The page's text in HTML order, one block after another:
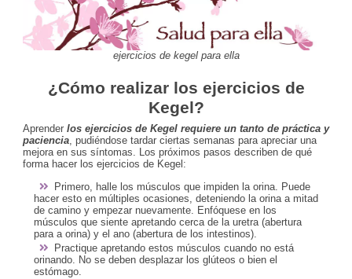
ejercicios de kegel para ella
¿Cómo realizar los ejercicios de
Kegel?
Aprender los ejercicios de Kegel requiere un tanto de práctica y
paciencia , pudiéndose tardar ciertas semanas para apreciar una
mejora en sus síntomas. Los próximos pasos describen de qué
forma hacer los ejercicios de Kegel:
Primero, halle los músculos que impiden la orina. Puede
hacer esto en múltiples ocasiones, deteniendo la orina a mitad
de camino y empezar nuevamente. Enfóquese en los
músculos que siente apretando cerca de la uretra (abertura
para a orina) y el ano (abertura de los intestinos).
Practique apretando estos músculos cuando no está
orinando. No se deben desplazar los glúteos o bien el
estómago.